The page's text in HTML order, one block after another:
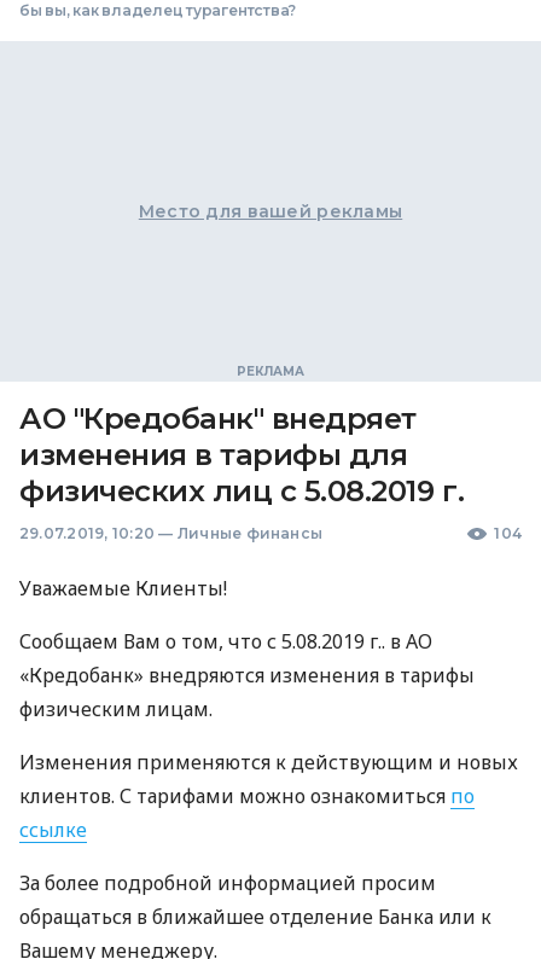
бы вы, как владелец турагентства?
Место для вашей рекламы
АО "Кредобанк" внедряет
изменения в тарифы для
физических лиц с 5.08.2019 г.
29.07.2019, 10:20 — Личные финансы 104
Уважаемые Клиенты!
Сообщаем Вам о том, что с 5.08.2019 г.. в АО
«Кредобанк» внедряются изменения в тарифы
физическим лицам.
Изменения применяются к действующим и новых
клиентов. С тарифами можно ознакомиться по
ссылке
За более подробной информацией просим
обращаться в ближайшее отделение Банка или к
Вашему менеджеру.